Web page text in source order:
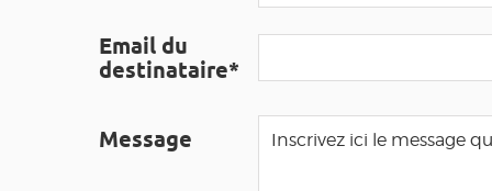
Email du
destinataire*
Message